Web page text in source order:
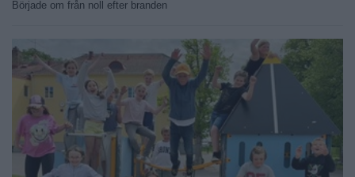
Började om från noll efter branden